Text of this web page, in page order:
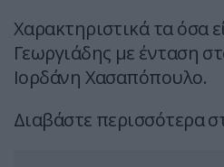
Χαρακτηριστικά τα όσα
Γεωργιάδης με ένταση
Ιορδάνη Χασαπόπουλο.
Διαβάστε περισσότερα